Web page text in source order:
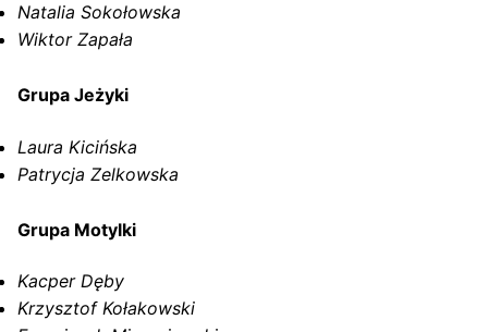
Natalia Sokołowska
Wiktor Zapała
Grupa Jeżyki
Laura Kicińska
Patrycja Zelkowska
Grupa Motylki
Kacper Dęby
Krzysztof Kołakowski